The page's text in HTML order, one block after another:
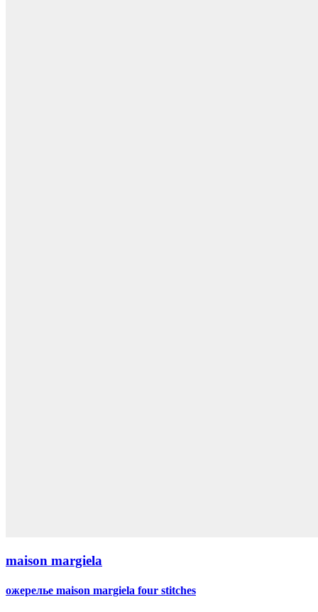
maison margiela
ожерелье maison margiela four stitches